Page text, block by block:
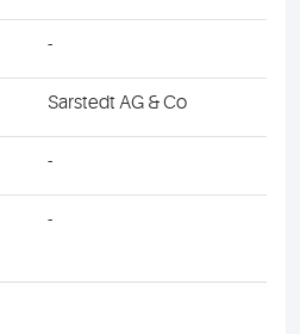
-
Sarstedt AG & Co
-
-